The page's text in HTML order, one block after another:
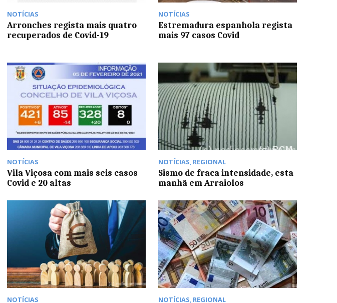
NOTÍCIAS
Arronches regista mais quatro
recuperados de Covid-19
NOTÍCIAS
Estremadura espanhola regista
mais 97 casos Covid
NOTÍCIAS
Vila Viçosa com mais seis casos
Covid e 20 altas
NOTÍCIAS, REGIONAL
Sismo de fraca intensidade, esta
manhã em Arraiolos
NOTÍCIAS NOTÍCIAS, REGIONAL